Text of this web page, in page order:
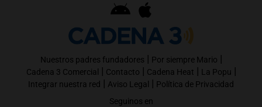
Nuestros padres fundadores | Por siempre Mario |
Cadena 3 Comercial | Contacto | Cadena Heat | La Popu |
Integrar nuestra red | Aviso Legal | Política de Privacidad
Seguinos en